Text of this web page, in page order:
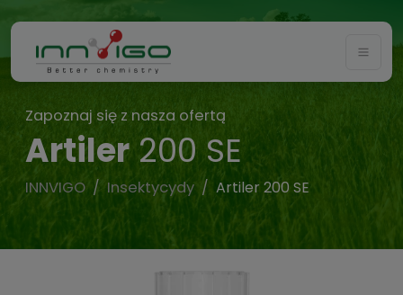
Zapoznaj się z nasza ofertą
Artiler 200 SE
INNVIGO Insektycydy Artiler 200 SE